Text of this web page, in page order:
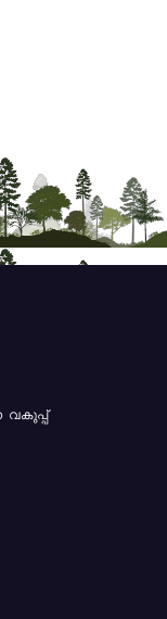
വകുപ്പ്